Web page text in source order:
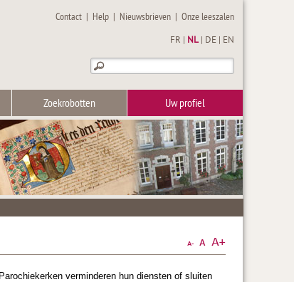
Contact | Help | Nieuwsbrieven |Onze leeszalen
FR NL DE EN
Zoekrobotten Uw profiel
verminderen hun diensten of sluiten